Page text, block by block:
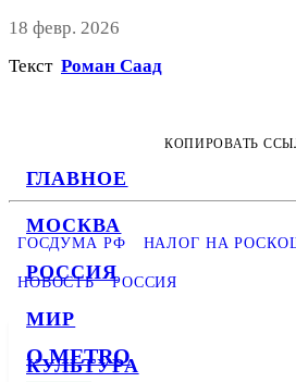
ГЛАВНОЕ
МОСКВА
РОССИЯ
МИР
КУЛЬТУРА
18 февр. 2026
Текст Роман Саад
КОПИРОВАТЬ
ГОСДУМА РФ НАЛОГ НА
НОВОСТЬ РОССИЯ
О METRO